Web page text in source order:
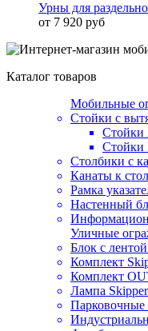
Урны для
от 7 920 руб
Каталог товаров
Мобильные
Стойки с
Стойки
Стойки
Столбики с
Канаты к
Рамка
Настенный
Уличные
Блок с
Комплект
Комплект
Лампа Skipper
Парковочные